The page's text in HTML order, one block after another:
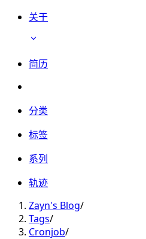
关于
简历
分类
标签
系列
轨迹
Zayn's Blog/
Tags/
Cronjob/